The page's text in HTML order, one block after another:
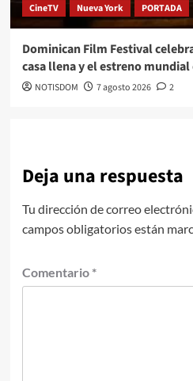
CineTV Nueva York PORTADA
Dominican Film Festival
casa llena y el estreno mundial
NOTISDOM 7 agosto 2026 2
Deja una respuesta
Tu dirección de correo
campos obligatorios están
Comentario *